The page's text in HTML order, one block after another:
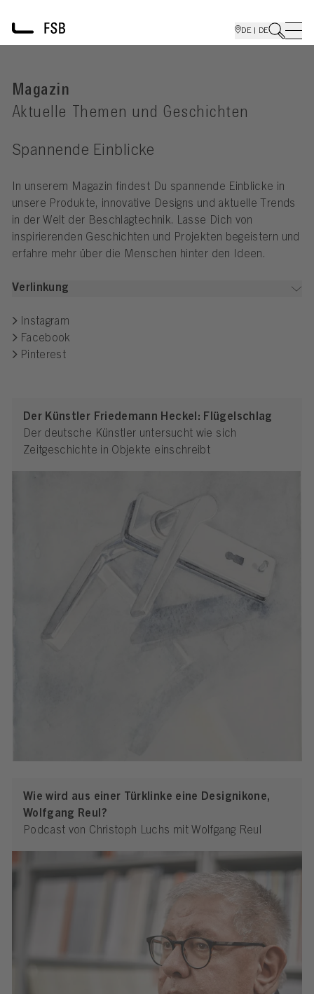
DE | DE
Magazin
Aktuelle Themen und Geschichten
Spannende Einblicke
In unserem Magazin findest Du spannende Einblicke in
unsere Produkte, innovative Designs und aktuelle Trends
in der Welt der Beschlagtechnik. Lasse Dich von
inspirierenden Geschichten und Projekten begeistern und
erfahre mehr über die Menschen hinter den Ideen.
Verlinkung
Instagram
Facebook
Pinterest
Der Künstler Friedemann Heckel: Flügelschlag
Der deutsche Künstler untersucht wie sich
Zeitgeschichte in Objekte einschreibt
Wie wird aus einer Türklinke eine Designikone,
Wolfgang Reul?
Podcast von Christoph Luchs mit Wolfgang Reul